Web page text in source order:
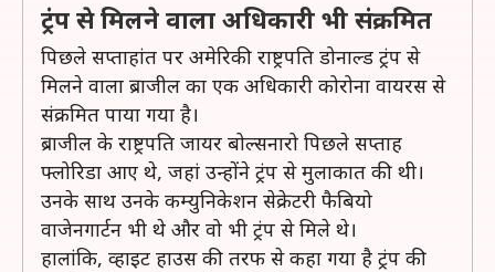
ट्रंप से मिलने वाला अधिकारी भी संक्रमित
पिछले सप्ताहांत पर अमेरिकी राष्ट्रपति डोनाल्ड ट्रंप से
मिलने वाला ब्राजील का एक अधिकारी कोरोना वायरस से
संक्रमित पाया गया है।
ब्राजील के राष्ट्रपति जायर बोल्सनारो पिछले सप्ताह
फ्लोरिडा आए थे, जहां उन्होंने ट्रंप से मुलाकात की थी।
उनके साथ उनके कम्युनिकेशन सेक्रेटरी फैबियो
वाजेनगार्टन भी थे और वो भी ट्रंप से मिले थे।
हालांकि, व्हाइट हाउस की तरफ से कहा गया है ट्रंप की